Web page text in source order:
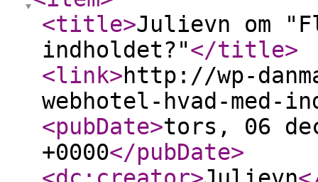
<title>Julievn om
indholdet?"</title>
<link>http://wp-
webhotel-hvad-med-
<pubDate>tors, 06
+0000</pubDate>